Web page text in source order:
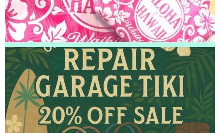
がとうございました！
2026/04/22
松戸市よりお越しのお客様のiPhone13の充電不良修理をさせて頂きまし
た！ありがとうございました！
2026/04/22
松戸市よりお越しのお客様のiPhone13のガラス交換をさせて頂きました！
ありがとうございました！
2026/04/22
我孫子市よりお越しのお客様のiPhone14Maxのナノナインガラスコーティ
ングをさせて頂きました！ありがとうございました！
2026/04/21
流山市よりお越しのお客様のiPhone12ProMaxの充電不良修理をさせて頂き
ました！ありがとうございました！
2026/04/20
我孫子市よりお越しのお客様のiPhone13の液晶交換をさせて頂きました！
ありがとうございました！